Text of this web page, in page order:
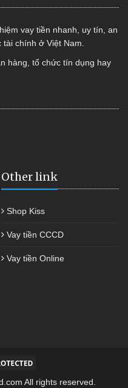
vay tiền nhanh, uy tín, an
chính ở Việt Nam.
hàng, tổ chức tín dụng hay
Other link
Shop Kiss
Vay tiền CCCD
Vay tiền Online
All rights reserved.